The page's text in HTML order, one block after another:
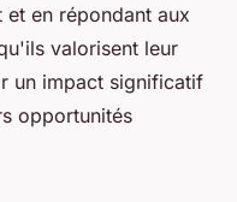
en répondant aux
valorisent leur
un impact significatif
opportunités